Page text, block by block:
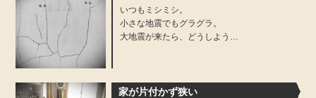
いつもミシミシ。
小さな地震でもグラグラ。
大地震が来たら、どうしよう…
家が片付かず狭い